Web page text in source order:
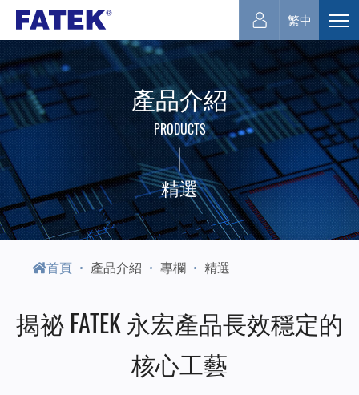
永
宏
電
機
展
開
選
單
繁中
產品介紹
PRODUCTS
精選
首頁 產品介紹 專欄 精選
揭祕 FATEK 永宏產品長效穩定的
核心工藝